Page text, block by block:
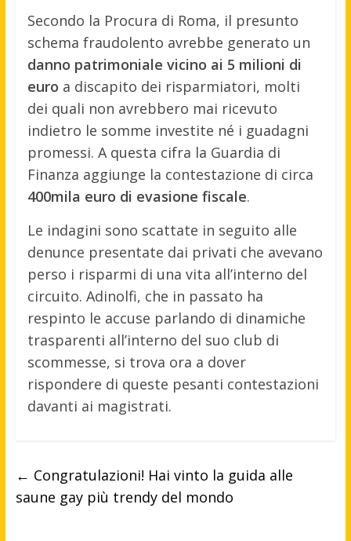
Secondo la Procura di Roma, il presunto
schema fraudolento avrebbe generato un
danno patrimoniale vicino ai 5 milioni di
euro a discapito dei risparmiatori, molti
dei quali non avrebbero mai ricevuto
indietro le somme investite né i guadagni
promessi. A questa cifra la Guardia di
Finanza aggiunge la contestazione di circa
400mila euro di evasione fiscale.
Le indagini sono scattate in seguito alle
denunce presentate dai privati che avevano
perso i risparmi di una vita all’interno del
circuito. Adinolfi, che in passato ha
respinto le accuse parlando di dinamiche
trasparenti all’interno del suo club di
scommesse, si trova ora a dover
rispondere di queste pesanti contestazioni
davanti ai magistrati.
← Congratulazioni! Hai vinto la guida alle
saune gay più trendy del mondo